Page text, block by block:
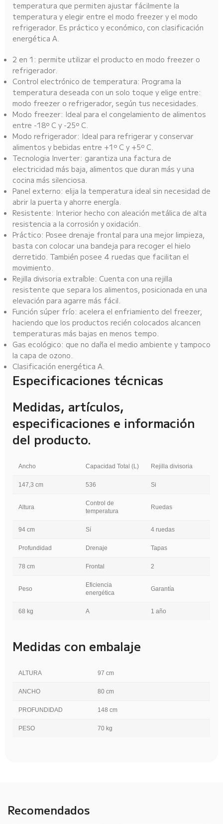
temperatura que permiten ajustar fácilmente la
temperatura y elegir entre el modo freezer y el modo
refrigerador. Es práctico y económico, con clasificación
energética A.
2 en 1: permite utilizar el producto en modo freezer o
refrigerador.
Control electrónico de temperatura: Programa la
temperatura deseada con un solo toque y elige entre:
modo freezer o refrigerador, según tus necesidades.
Modo freezer: Ideal para el congelamiento de alimentos
entre -18º C y -25º C.
Modo refrigerador: Ideal para refrigerar y conservar
alimentos y bebidas entre +1º C y +5º C.
Tecnologia Inverter: garantiza una factura de
electricidad más baja, alimentos que duran más y una
cocina más silenciosa.
Panel externo: elija la temperatura ideal sin necesidad de
abrir la puerta y ahorre energía.
Resistente: Interior hecho con aleación metálica de alta
resistencia a la corrosión y oxidación.
Práctico: Posee drenaje frontal para una mejor limpieza,
basta con colocar una bandeja para recoger el hielo
derretido. También posee 4 ruedas que facilitan el
movimiento.
Rejilla divisoria extraíble: Cuenta con una rejilla
resistente que separa los alimentos, posicionada en una
elevación para agarre más fácil.
Función súper frío: acelera el enfriamiento del freezer,
haciendo que los productos recién colocados alcancen
temperaturas más bajas en menos tempo.
Gas ecológico: que no daña el medio ambiente y tampoco
la capa de ozono.
Clasificación energética A.
Especificaciones técnicas
Medidas, artículos,
especificaciones e información
del producto.
Ancho Capacidad Total (L) Rejilla divisoria
147,3 cm 536 Si
Altura
Control de
temperatura
Ruedas
94 cm Sí 4 ruedas
Profundidad Drenaje Tapas
78 cm Frontal 2
Peso
Eficiencia
energética
Garantía
68 kg A 1 año
Medidas con embalaje
ALTURA 97 cm
ANCHO 80 cm
PROFUNDIDAD 148 cm
PESO 70 kg
Recomendados